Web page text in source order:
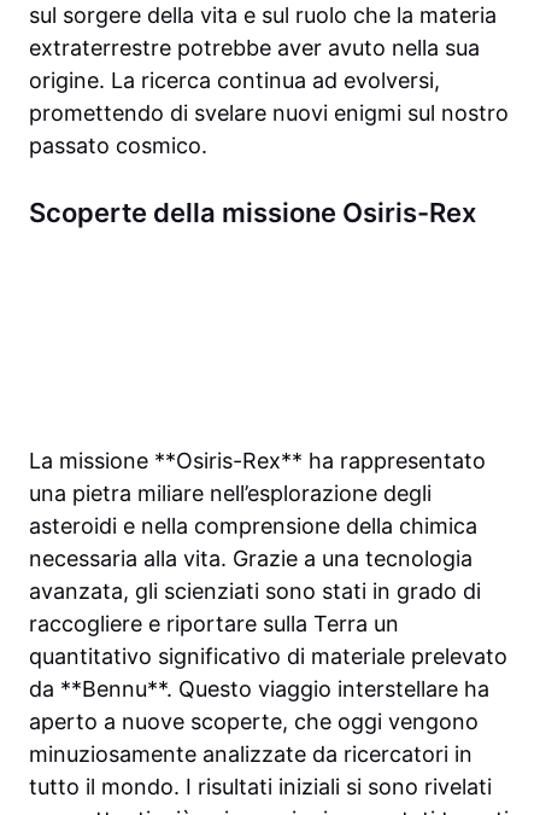
sul sorgere della vita e sul ruolo che la materia
extraterrestre potrebbe aver avuto nella sua
origine. La ricerca continua ad evolversi,
promettendo di svelare nuovi enigmi sul nostro
passato cosmico.
Scoperte della missione Osiris-Rex
La missione **Osiris-Rex** ha rappresentato
una pietra miliare nell’esplorazione degli
asteroidi e nella comprensione della chimica
necessaria alla vita. Grazie a una tecnologia
avanzata, gli scienziati sono stati in grado di
raccogliere e riportare sulla Terra un
quantitativo significativo di materiale prelevato
da **Bennu**. Questo viaggio interstellare ha
aperto a nuove scoperte, che oggi vengono
minuziosamente analizzate da ricercatori in
tutto il mondo. I risultati iniziali si sono rivelati